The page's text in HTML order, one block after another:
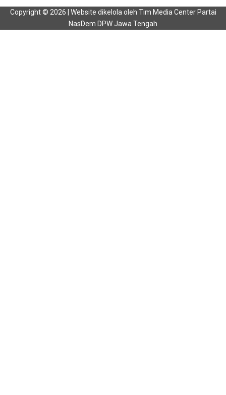
Copyright © 2026 | Website dikelola oleh Tim Media Center Partai
NasDem DPW Jawa Tengah